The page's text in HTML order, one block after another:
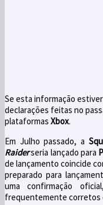
Se esta informação
declarações feitas no
plataformas Xbox.
Em Julho passado, a
Raiderseria lançado para
de lançamento coincide
preparado para
uma confirmação oficial
frequentemente corretos